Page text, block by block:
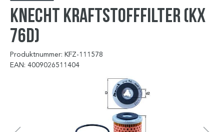
KNECHT Kraftstofffilter (KX
76D)
Produktnummer: KFZ-111578
EAN: 4009026511404